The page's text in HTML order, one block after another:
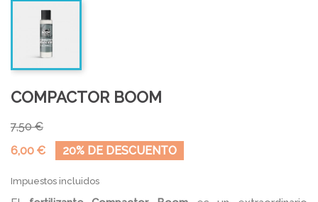
COMPACTOR BOOM
7,50 €
6,00 €
20% DE DESCUENTO
Impuestos incluidos